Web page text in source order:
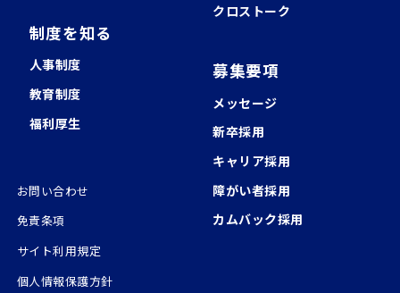
クロストーク
制度を知る
⼈事制度
教育制度
福利厚⽣
募集要項
メッセージ
新卒採用
キャリア採用
障がい者採用
カムバック採用
お問い合わせ
免責条項
サイト利用規定
個人情報保護方針